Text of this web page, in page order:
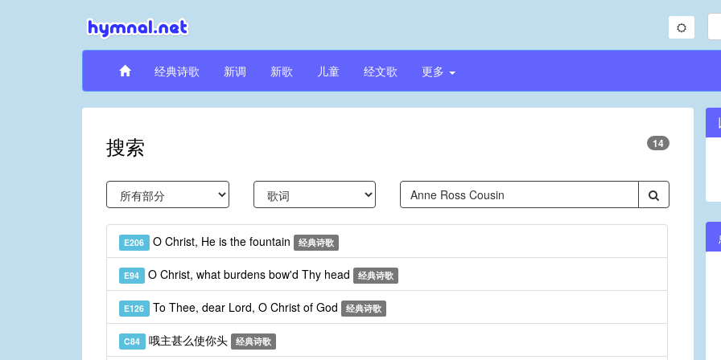
经典诗歌 新调 新歌 儿童 经文歌 更多
搜索 14
E206 O Christ, He is the fountain 经典诗歌
E94 O Christ, what burdens bow'd Thy head 经典诗歌
E126 To Thee, dear Lord, O Christ of God 经典诗歌
C84 哦主甚么使你头 经典诗歌